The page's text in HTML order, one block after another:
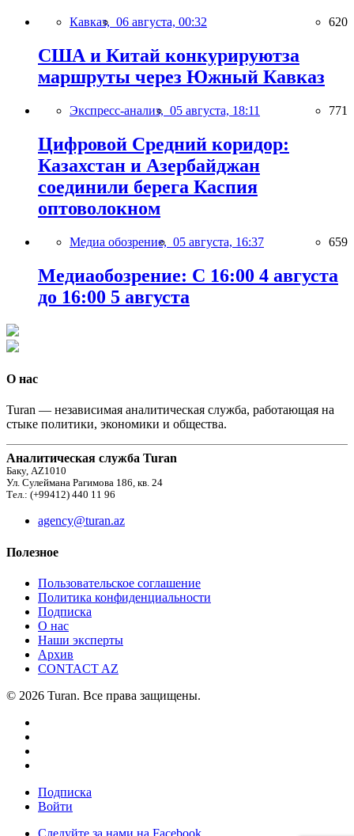
Кавказ, 06 августа, 00:32 620
США и Китай конкурируютза
маршруты через Южный Кавказ
Экспресс-анализ, 05 августа, 18:11 771
Цифровой Средний коридор:
Казахстан и Азербайджан
соединили берега Каспия
оптоволокном
Медиа обозрение, 05 августа, 16:37 659
Медиаобозрение: С 16:00 4 августа
до 16:00 5 августа
О нас
Turan — независимая аналитическая служба, работающая на
стыке политики, экономики и общества.
Аналитическая служба Turan
Баку, AZ1010
Ул. Сулеймана Рагимова 186, кв. 24
Тел.: (+99412) 440 11 96
agency@turan.az
Полезное
Пользовательское соглашение
Политика конфиденциальности
Подписка
О нас
Наши эксперты
Архив
CONTACT AZ
© 2026 Turan. Все права защищены.
Подписка
Войти
Следуйте за нами на Facebook